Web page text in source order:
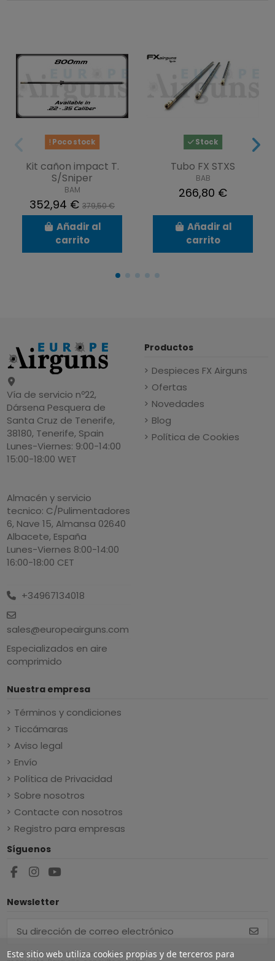
Poco stock
Kit cañon impact T.
S/Sniper
BAM
352,94 €379,50 €
Añadir al
carrito
Stock
Tubo FX STXS
BAB
266,80 €
Añadir al
carrito
Vía de servicio nº22,
Dársena Pesquera de
Santa Cruz de Tenerife,
38180, Tenerife, Spain
Lunes-Viernes: 9:00-14:00
15:00-18:00 WET
Almacén y servicio
tecnico: C/Pulimentadores
6, Nave 15, Almansa 02640
Albacete, España
Lunes-Viernes 8:00-14:00
16:00-18:00 CET
+34967134018
sales@europeairguns.com
Especializados en aire
comprimido
Productos
Despieces FX Airguns
Ofertas
Novedades
Blog
Política de Cookies
Nuestra empresa
Términos y condiciones
Ticcámaras
Aviso legal
Envío
Política de Privacidad
Sobre nosotros
Contacte con nosotros
Registro para empresas
Este sitio web utiliza cookies propias y de terceros para
Síguenos
Newsletter
Puede darse de baja en cualquier